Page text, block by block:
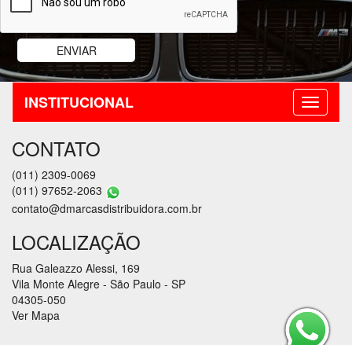
INSTITUCIONAL
CONTATO
(011) 2309-0069
(011) 97652-2063
contato@dmarcasdistribuidora.com.br
LOCALIZAÇÃO
Rua Galeazzo Alessi, 169
Vila Monte Alegre - São Paulo - SP
04305-050
Ver Mapa